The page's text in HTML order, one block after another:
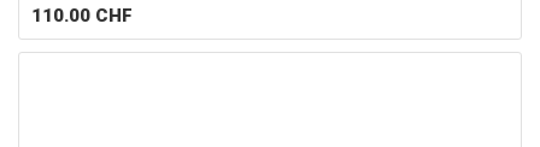
110.00 CHF